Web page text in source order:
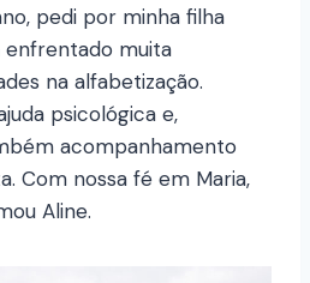
pedi por minha filha
enfrentado muita
na alfabetização.
psicológica e,
acompanhamento
Com nossa fé em Maria,
Aline.